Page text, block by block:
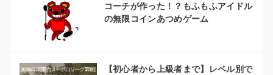
コーチが作った！？もふもふアイドル
の無限コインあつめゲーム
【初心者から上級者まで】レベル別で